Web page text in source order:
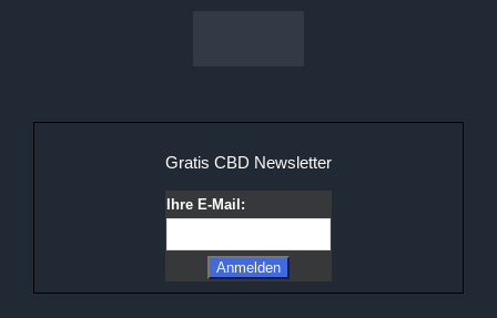
Gratis CBD Newsletter
Ihre E-Mail: